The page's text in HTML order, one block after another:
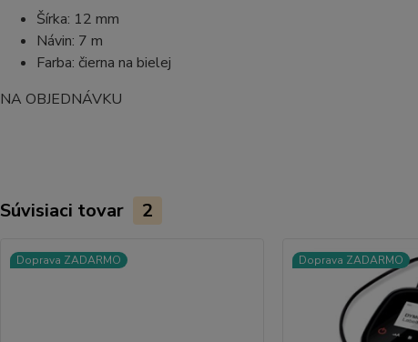
Šírka: 12 mm
Návin: 7 m
Farba: čierna na bielej
NA OBJEDNÁVKU
Súvisiaci tovar 2
Doprava ZADARMO Doprava ZADARMO